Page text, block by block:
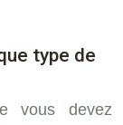
type de
vous devez